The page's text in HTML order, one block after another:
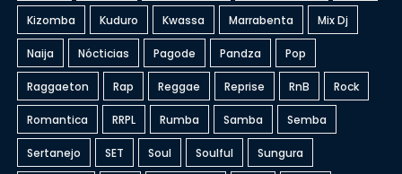
Kizomba Kuduro Kwassa Marrabenta Mix Dj
Naija Nócticias Pagode Pandza Pop
Raggaeton Rap Reggae Reprise RnB Rock
Romantica RRPL Rumba Samba Semba
Sertanejo SET Soul Soulful Sungura